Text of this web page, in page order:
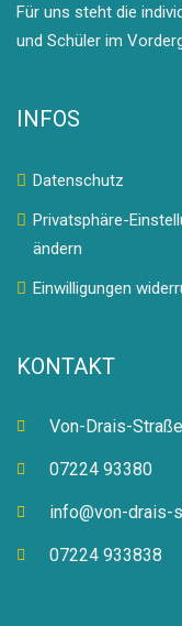
Für uns steht die
und Schüler im
INFOS
Datenschutz
Privatsphäre-
ändern
Einwilligungen
KONTAKT
Von-Drais-
07224 93380
info@von-drais-
07224 933838